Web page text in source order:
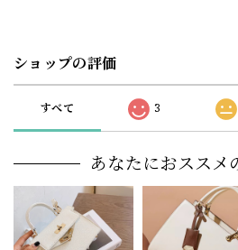
ショップの評価
すべて 3
あなたにおススメ